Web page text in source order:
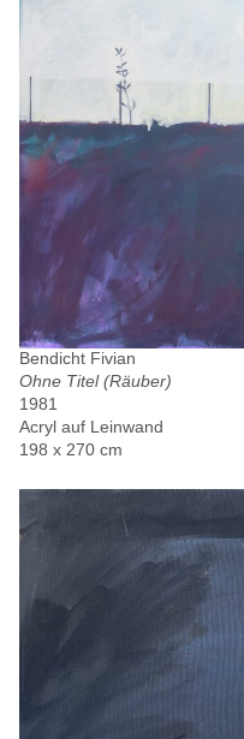
Bendicht Fivian
Ohne Titel (Räuber)
1981
Acryl auf Leinwand
198 x 270 cm